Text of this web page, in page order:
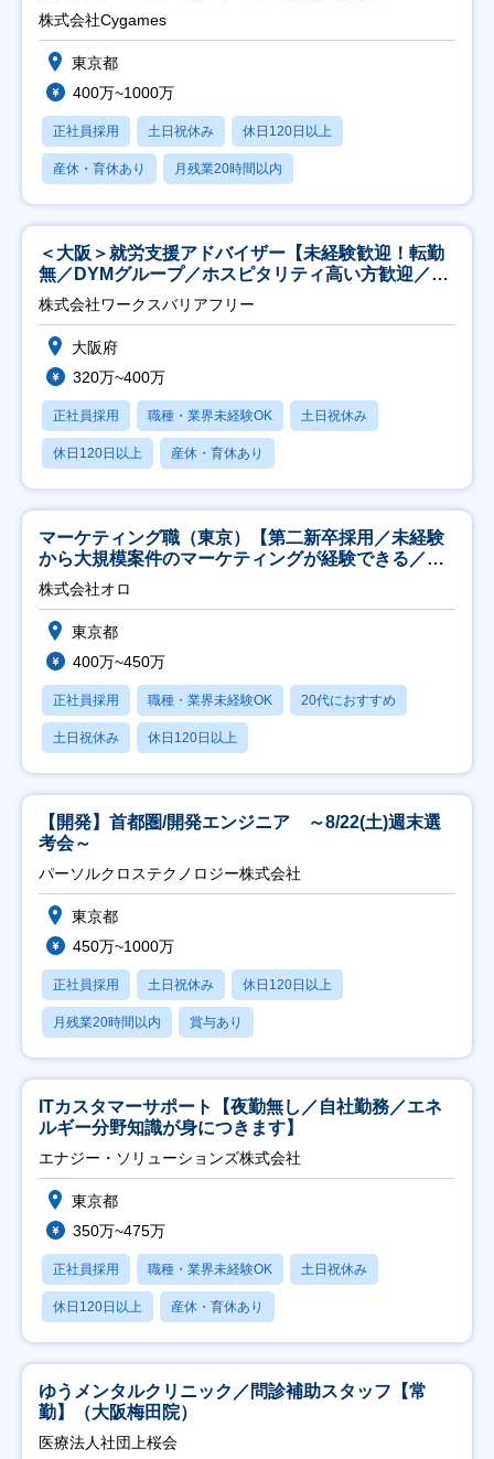
株式会社Cygames
東京都
400万~1000万
正社員採用 土日祝休み 休日120日以上
産休・育休あり 月残業20時間以内
＜大阪＞就労支援アドバイザー【未経験歓迎！転勤
無／DYMグループ／ホスピタリティ高い方歓迎／土
日祝】
株式会社ワークスバリアフリー
大阪府
320万~400万
正社員採用 職種・業界未経験OK 土日祝休み
休日120日以上 産休・育休あり
マーケティング職（東京）【第二新卒採用／未経験
から大規模案件のマーケティングが経験できる／研
修充実】
株式会社オロ
東京都
400万~450万
正社員採用 職種・業界未経験OK 20代におすすめ
土日祝休み 休日120日以上
【開発】首都圏/開発エンジニア ～8/22(土)週末選
考会～
パーソルクロステクノロジー株式会社
東京都
450万~1000万
正社員採用 土日祝休み 休日120日以上
月残業20時間以内 賞与あり
ITカスタマーサポート【夜勤無し／自社勤務／エネ
ルギー分野知識が身につきます】
エナジー・ソリューションズ株式会社
東京都
350万~475万
正社員採用 職種・業界未経験OK 土日祝休み
休日120日以上 産休・育休あり
ゆうメンタルクリニック／問診補助スタッフ【常
勤】（大阪梅田院）
医療法人社団上桜会